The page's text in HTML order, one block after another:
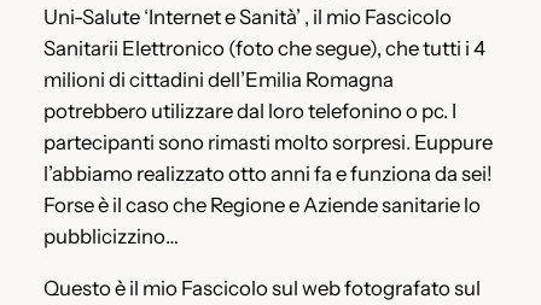
Uni-Salute ‘Internet e Sanità’ , il mio Fascicolo
Sanitarii Elettronico (foto che segue), che tutti i 4
milioni di cittadini dell’Emilia Romagna
potrebbero utilizzare dal loro telefonino o pc. I
partecipanti sono rimasti molto sorpresi. Euppure
l’abbiamo realizzato otto anni fa e funziona da sei!
Forse è il caso che Regione e Aziende sanitarie lo
pubblicizzino…
Questo è il mio Fascicolo sul web fotografato sul